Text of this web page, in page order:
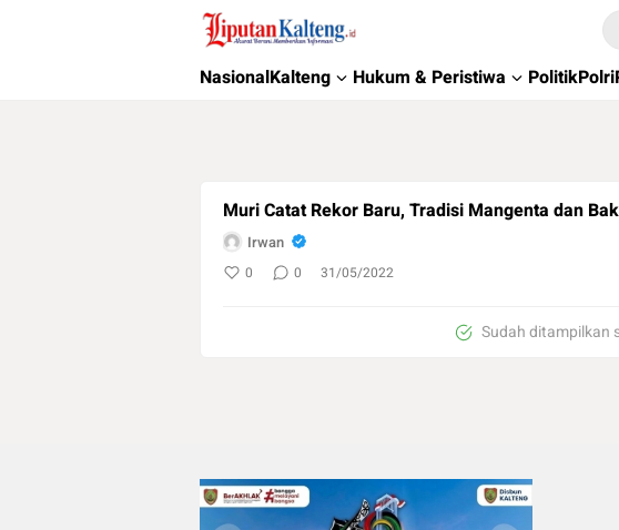
Liputan Kalteng
Akurat, Terpercaya & Independent
NasionalKalteng Hukum & Peristiwa PolitikPolri
Muri Catat Rekor Baru, Tradisi Mangenta dan
Irwan
0 0 31/05/2022
Sudah ditampilkan